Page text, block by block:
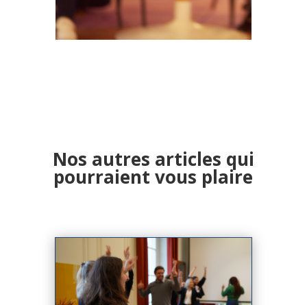
Nos autres articles qui
pourraient vous plaire